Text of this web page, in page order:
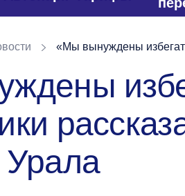
«Мы вынуждены
Урала